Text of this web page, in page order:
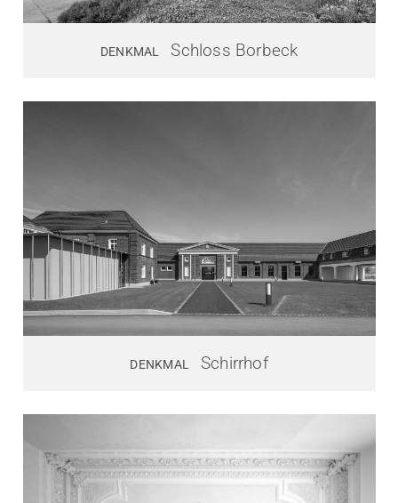
DENKMAL Schloss Borbeck
DENKMAL Schirrhof